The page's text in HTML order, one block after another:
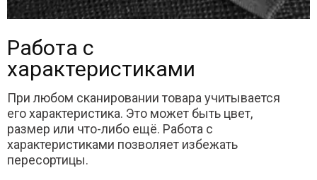
Работа с
характеристиками
При любом сканировании товара учитывается
его характеристика. Это может быть цвет,
размер или что-либо ещё. Работа с
характеристиками позволяет избежать
пересортицы.